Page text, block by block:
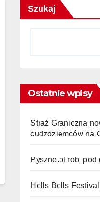
Szukaj
Ostatnie wpisy
Straż Graniczna
cudzoziemców na
Pyszne.pl robi pod
Hells Bells Festival